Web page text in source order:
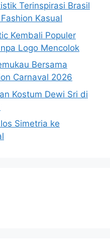
Terinspirasi Brasil
Kasual
Kembali Populer
Logo Mencolok
Bersama
Carnaval 2026
Kostum Dewi Sri di
Simetria ke